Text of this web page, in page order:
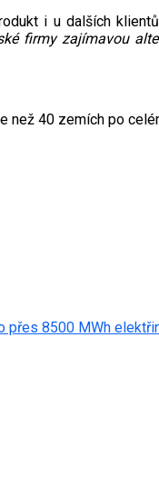
i u dalších
firmy zajímavou
než 40 zemích po
přes 8500 MWh